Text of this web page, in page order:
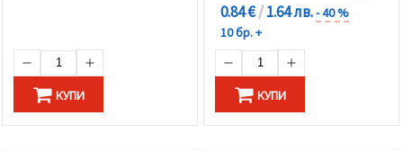
КУПИ
0.84 €/1.64 лв.- 40 %
10 бр. +
КУПИ